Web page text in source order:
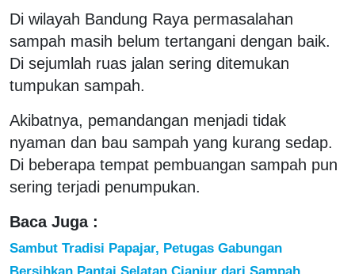
Di wilayah Bandung Raya permasalahan
sampah masih belum tertangani dengan baik.
Di sejumlah ruas jalan sering ditemukan
tumpukan sampah.
Akibatnya, pemandangan menjadi tidak
nyaman dan bau sampah yang kurang sedap.
Di beberapa tempat pembuangan sampah pun
sering terjadi penumpukan.
Baca Juga :
Sambut Tradisi Papajar, Petugas Gabungan
Bersihkan Pantai Selatan Cianjur dari Sampah